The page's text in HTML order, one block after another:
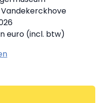
euro (incl. btw)